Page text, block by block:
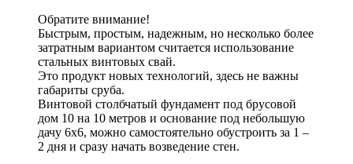
Обратите внимание!
Быстрым, простым, надежным, но несколько более
затратным вариантом считается использование
стальных винтовых свай.
Это продукт новых технологий, здесь не важны
габариты сруба.
Винтовой столбчатый фундамент под брусовой
дом 10 на 10 метров и основание под небольшую
дачу 6х6, можно самостоятельно обустроить за 1 –
2 дня и сразу начать возведение стен.